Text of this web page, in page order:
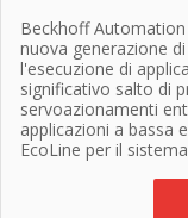
Beckhoff
nuova generazione
l'esecuzione di
significativo salto di
servoazionamenti
applicazioni a bassa
EcoLine per il